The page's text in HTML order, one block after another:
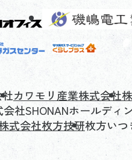
カワモリ産業株式会社
会社SHONANホールディ
式会社枚方技研枚方いつ